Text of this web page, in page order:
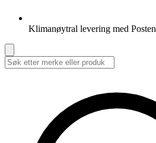
Klimanøytral levering med Posten